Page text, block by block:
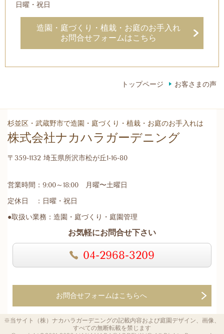
日曜・祝日
造園・庭づくり・植栽・お庭のお手入れ
お問合せフォームはこちら
トップページ お客さまの声
杉並区・武蔵野市で造園・庭づくり・植栽・お庭のお手入れは
株式会社ナカハラガーデニング
〒359-1132 埼玉県所沢市松が丘1-16-80
営業時間：9:00～18:00 月曜〜土曜日
定休日 ：日曜・祝日
●取扱い業務：造園・庭づくり・庭園管理
お気軽にお問合せ下さい
04-2968-3209
お問合せフォームはこちらへ
※当サイト（株）ナカハラガーデニングの記載内容および庭園デザイン、画像、
すべての無断転載を禁じます